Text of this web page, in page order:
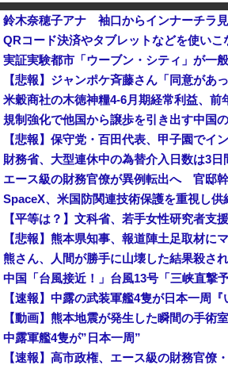
財務省、大型連休中の為替介入日数は3
中露軍艦4隻が”日本一周”